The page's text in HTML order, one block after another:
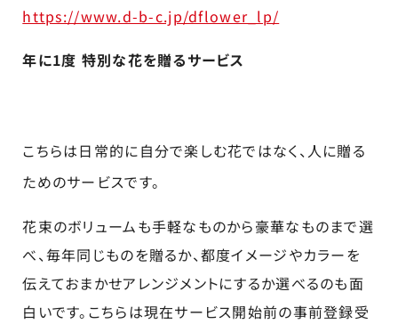
https://www.d-b-c.jp/dflower_lp/
年に1度 特別な花を贈るサービス
こちらは日常的に自分で楽しむ花ではなく、人に贈る
ためのサービスです。
花束のボリュームも手軽なものから豪華なものまで選
べ、毎年同じものを贈るか、都度イメージやカラーを
伝えておまかせアレンジメントにするか選べるのも面
白いです。こちらは現在サービス開始前の事前登録受